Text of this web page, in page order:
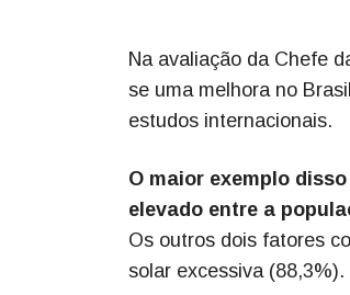
Na avaliação da Chefe
se uma melhora no
estudos internacionais.
O maior exemplo
elevado entre a
Os outros dois fatores
solar excessiva (88,3%).